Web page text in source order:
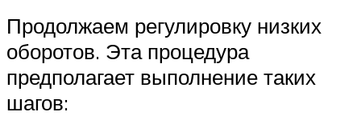
Продолжаем регулировку низких
оборотов. Эта процедура
предполагает выполнение таких
шагов: